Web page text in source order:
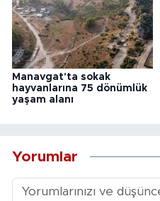
Manavgat'ta sokak
hayvanlarına 75 dönümlük
yaşam alanı
Yorumlar